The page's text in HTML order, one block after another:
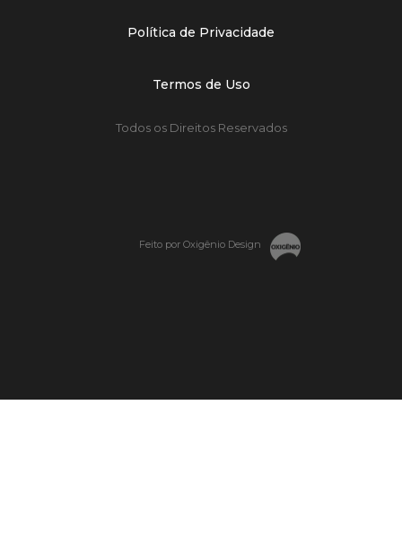
Política de Privacidade
Termos de Uso
Todos os Direitos Reservados
Feito por Oxigênio Design